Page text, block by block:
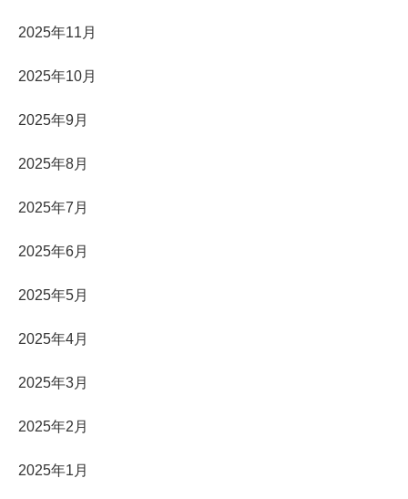
2025年11月
2025年10月
2025年9月
2025年8月
2025年7月
2025年6月
2025年5月
2025年4月
2025年3月
2025年2月
2025年1月